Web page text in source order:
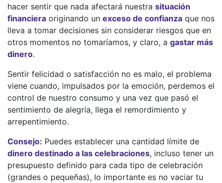
hacer sentir que nada afectará nuestra situación
financiera originando un exceso de confianza que nos
lleva a tomar decisiones sin considerar riesgos que en
otros momentos no tomaríamos, y claro, a gastar más
dinero.
Sentir felicidad o satisfacción no es malo, el problema
viene cuando, impulsados por la emoción, perdemos el
control de nuestro consumo y una vez que pasó el
sentimiento de alegría, llega el remordimiento y
arrepentimiento.
Consejo: Puedes establecer una cantidad límite de
dinero destinado a las celebraciones, incluso tener un
presupuesto definido para cada tipo de celebración
(grandes o pequeñas), lo importante es no vaciar tu